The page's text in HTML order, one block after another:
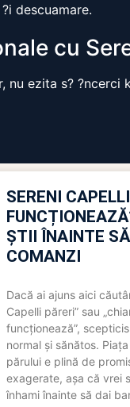
descuamare.
cu
nu ezita s?
SERENI
ȘTII ÎNAINTE SĂ
COMANZI
Dacă ai ajuns aici
Capelli păreri” sau
funcționează”,
normal și sănătos.
părului e plină de
exagerate, așa că vrei
înhami înainte să dai